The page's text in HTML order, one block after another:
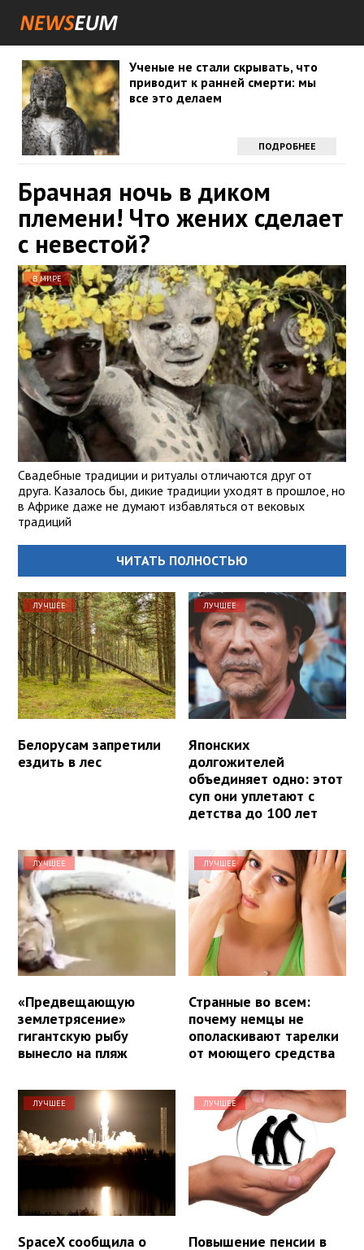
Ученые не стали скрывать, что
приводит к ранней смерти: мы
все это делаем
ПОДРОБНЕЕ
Брачная ночь в диком
племени! Что жених сделает
с невестой?
В МИРЕ
Свадебные традиции и ритуалы отличаются друг от
друга. Казалось бы, дикие традиции уходят в прошлое, но
в Африке даже не думают избавляться от вековых
традиций
ЧИТАТЬ ПОЛНОСТЬЮ
ЛУЧШЕЕ
Белорусам запретили
ездить в лес
ЛУЧШЕЕ
Японских
долгожителей
объединяет одно: этот
суп они уплетают с
детства до 100 лет
ЛУЧШЕЕ
«Предвещающую
землетрясение»
гигантскую рыбу
вынесло на пляж
ЛУЧШЕЕ
Странные во всем:
почему немцы не
ополаскивают тарелки
от моющего средства
ЛУЧШЕЕ
SpaceX сообщила о
ЛУЧШЕЕ
Повышение пенсии в